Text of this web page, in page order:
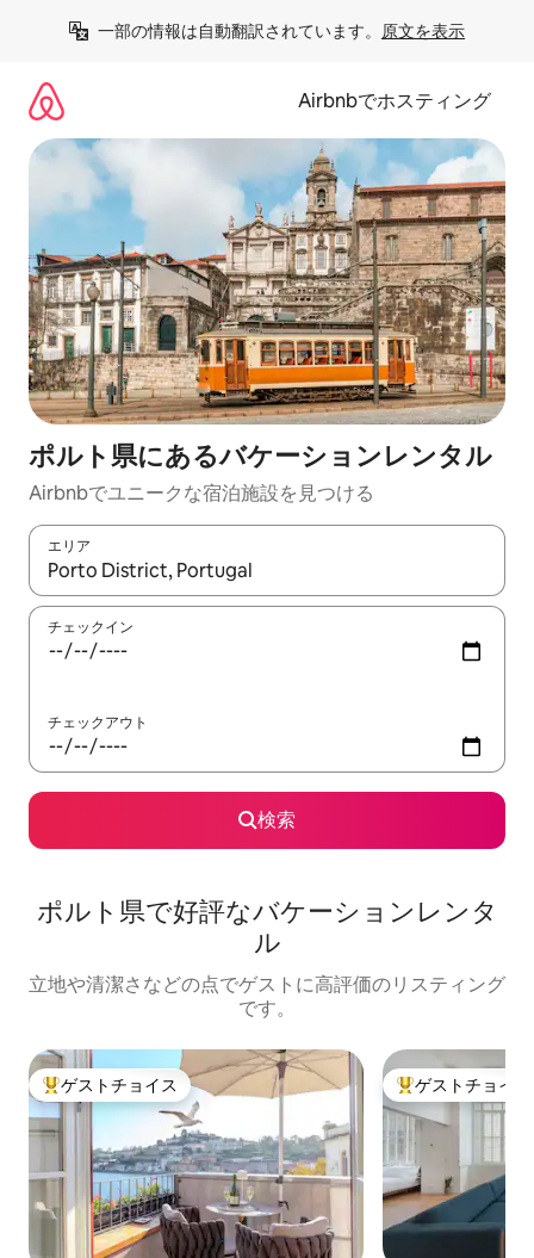
一部の情報は自動翻訳されています。 原文を表示
Airbnbでホスティング
ポルト県にあるバケーションレンタル
Airbnbでユニークな宿泊施設を見つける
エリア
検索結果が表示されたら、上下の矢印キーを使って移動するか
チェックイン
チェックアウト
検索
ポルト県で好評なバケーションレンタ
ル
立地や清潔さなどの点でゲストに高評価のリスティング
です。
大好評のゲストチョイスです。
ゲストチョイス 大好評のゲスト
ゲストチョイス